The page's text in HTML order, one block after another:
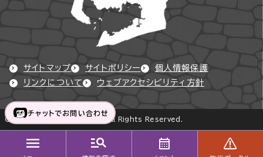
サイトマップ サイトポリシー
個人情報保護
リンクについて
ウェブアクセシビリティ方針
Copyright © Okazaki City All Rights Reserved.
チャットでお問い合わせ